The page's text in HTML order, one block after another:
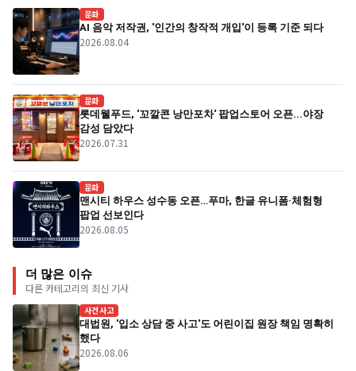
문화
AI 음악 저작권, '인간의 창작적 개입'이 등록 기준 되다
2026.08.04
문화
롯데웰푸드, '꼬깔콘 낭만포차' 팝업스토어 오픈...야장
감성 담았다
2026.07.31
문화
맨시티 하우스 성수동 오픈…푸마, 한글 유니폼·체험형
팝업 선보인다
2026.08.05
더 많은 이슈
다른 카테고리의 최신 기사
사건사고
대법원, '입소 상담 중 사고'도 어린이집 원장 책임 명확히
했다
2026.08.06